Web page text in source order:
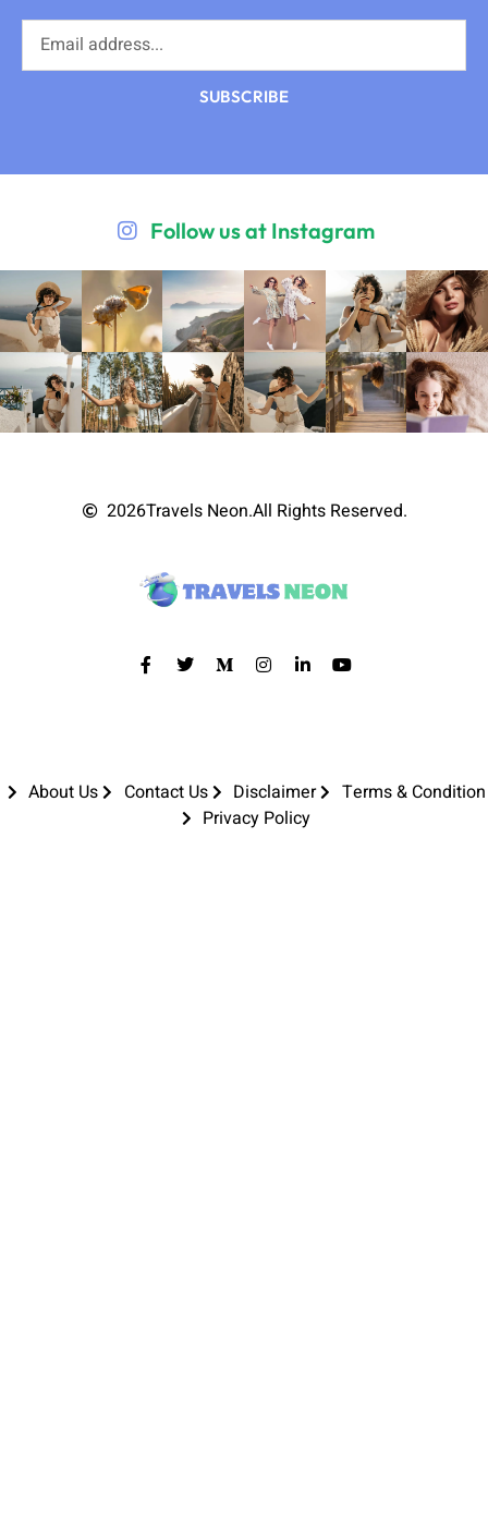
SUBSCRIBE
Follow us at Instagram
2026Travels Neon.All Rights Reserved.
About Us Contact Us Disclaimer
Terms & Condition
Privacy Policy